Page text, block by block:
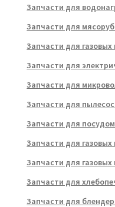
Запчасти для
Запчасти для
Запчасти для газовых
Запчасти для
Запчасти для
Запчасти для
Запчасти для
Запчасти для газовых
Запчасти для газовых
Запчасти для
Запчасти для